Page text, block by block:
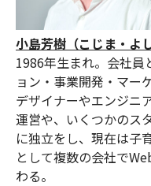
小島芳樹（こじま・
1986年生まれ。会社員
ョン・事業開発・マー
デザイナーやエンジニ
運営や、いくつかのス
に独立をし、現在は子
として複数の会社で
わる。